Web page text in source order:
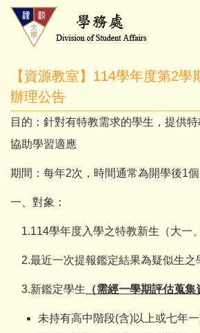
跳
容
區
【資源教室】114學年度第2學
辦理公告
目的：針對有特教需求的學生，提供特
協助學習適應
期間：每年2次，時間通常為開學後1
一、對象：
1.114學年度入學之特教新生（大一
2.最近一次提報鑑定結果為疑似生之
3.新鑑定學生 （需經一學期評估蒐集
未持有高中階段(含)以上或七年